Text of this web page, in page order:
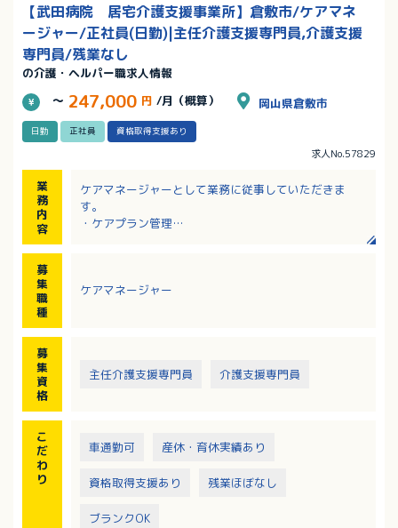
【武田病院 居宅介護支援事業所】倉敷市/ケアマネ
ージャー/正社員(日勤)|主任介護支援専門員,介護支援
専門員/残業なし
の介護・ヘルパー職求人情報
～ 247,000 円 /月（概算） 岡山県倉敷市
日勤 正社員 資格取得支援あり
求人No.57829
業
務
内
容
ケアマネージャーとして業務に従事していただきま
す。
・ケアプラン管理
募
集
職
種
ケアマネージャー
募
集
資
格
主任介護支援専門員 介護支援専門員
こ
だ
わ
り
車通勤可 産休・育休実績あり
資格取得支援あり 残業ほぼなし
ブランクOK